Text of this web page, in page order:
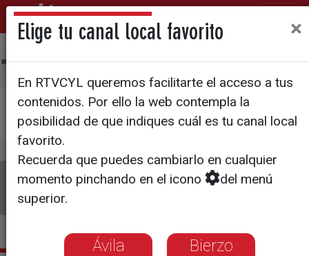
Pulsa aquí si deseas establecerLa 8 Segovia
como tu canal local
La 8 Programas Guía TV Directo
Elige tu canal local favorito ×
En RTVCYL queremos facilitarte el acceso a tus
contenidos. Por ello la web contempla la
posibilidad de que indiques cuál es tu canal local
favorito.
Recuerda que puedes cambiarlo en cualquier
momento pinchando en el icono
del menú
superior.
Ávila Bierzo